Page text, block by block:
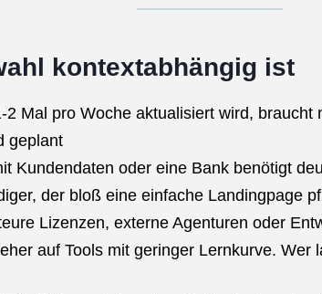
kontextabhängig ist
2 Mal pro Woche aktualisiert wird,
geplant
Kundendaten oder eine Bank benötigt
der bloß eine einfache Landingpage
Lizenzen, externe Agenturen oder
auf Tools mit geringer Lernkurve.